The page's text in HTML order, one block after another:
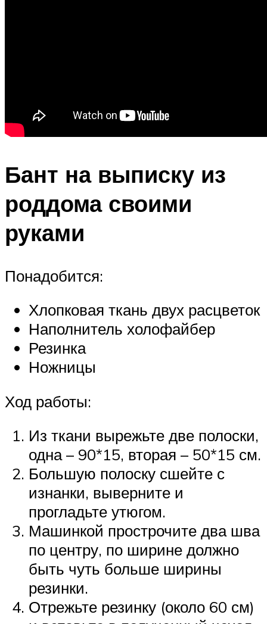
Бант на выписку из
роддома своими
руками
Понадобится:
Хлопковая ткань двух расцветок
Наполнитель холофайбер
Резинка
Ножницы
Ход работы:
Из ткани вырежьте две полоски,
одна – 90*15, вторая – 50*15 см.
Большую полоску сшейте с
изнанки, выверните и
прогладьте утюгом.
Машинкой прострочите два шва
по центру, по ширине должно
быть чуть больше ширины
резинки.
Отрежьте резинку (около 60 см)